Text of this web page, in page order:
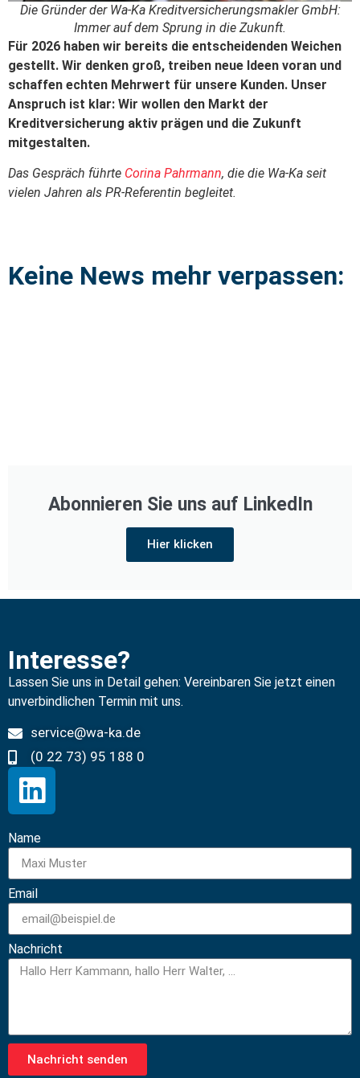
Die Gründer der Wa-Ka Kreditversicherungsmakler GmbH:
Immer auf dem Sprung in die Zukunft.
Für 2026 haben wir bereits die entscheidenden Weichen
gestellt. Wir denken groß, treiben neue Ideen voran und
schaffen echten Mehrwert für unsere Kunden. Unser
Anspruch ist klar: Wir wollen den Markt der
Kreditversicherung aktiv prägen und die Zukunft
mitgestalten.
Das Gespräch führte Corina Pahrmann, die die Wa-Ka seit
vielen Jahren als PR-Referentin begleitet.
Keine News mehr verpassen:
Abonnieren Sie uns auf LinkedIn
Hier klicken
Interesse?
Lassen Sie uns in Detail gehen: Vereinbaren Sie jetzt einen
unverbindlichen Termin mit uns.
service@wa-ka.de
(0 22 73) 95 188 0
Name
Email
Nachricht
Nachricht senden